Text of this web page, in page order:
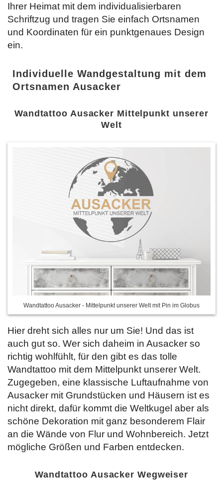
Ihrer Heimat mit dem individualisierbaren
Schriftzug und tragen Sie einfach Ortsnamen
und Koordinaten für ein punktgenaues Design
ein.
Individuelle Wandgestaltung mit dem
Ortsnamen Ausacker
Wandtattoo Ausacker Mittelpunkt unserer
Welt
Wandtattoo Ausacker - Mittelpunkt unserer Welt mit Pin im Globus
Hier dreht sich alles nur um Sie! Und das ist
auch gut so. Wer sich daheim in Ausacker so
richtig wohlfühlt, für den gibt es das tolle
Wandtattoo mit dem Mittelpunkt unserer Welt.
Zugegeben, eine klassische Luftaufnahme von
Ausacker mit Grundstücken und Häusern ist es
nicht direkt, dafür kommt die Weltkugel aber als
schöne Dekoration mit ganz besonderem Flair
an die Wände von Flur und Wohnbereich. Jetzt
mögliche Größen und Farben entdecken.
Wandtattoo Ausacker Wegweiser